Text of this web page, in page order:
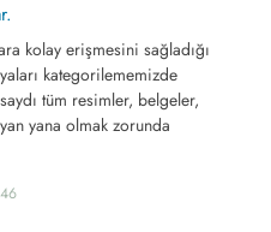
kolay erişmesini sağladığı
kategorilememizde
tüm resimler, belgeler,
yana olmak zorunda